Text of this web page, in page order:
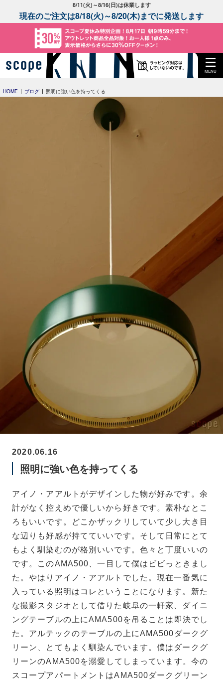
8/11(火)～8/16(日)は休業します
現在のご注文は8/18(火)～8/20(木)までに発送します
MENU
HOME ブログ 照明に強い色を持ってくる
2020.06.16
照明に強い色を持ってくる
アイノ・アアルトがデザインした物が好みです。余
計がなく控えめで優しいから好きです。素朴なとこ
ろもいいです。どこかザックリしていて少し大き目
な辺りも好感が持てていいです。そして日常にとて
もよく馴染むのが格別いいです。色々と丁度いいの
です。このAMA500、一目して僕はビビっときまし
た。やはりアイノ・アアルトでした。現在一番気に
入っている照明はコレということになります。新た
な撮影スタジオとして借りた岐阜の一軒家、ダイニ
ングテーブルの上にAMA500を吊ることは即決でし
た。アルテックのテーブルの上にAMA500ダークグ
リーン、とてもよく馴染んでいます。僕はダークグ
リーンのAMA500を溺愛してしまっています。今の
スコープアパートメントはAMA500ダークグリーン